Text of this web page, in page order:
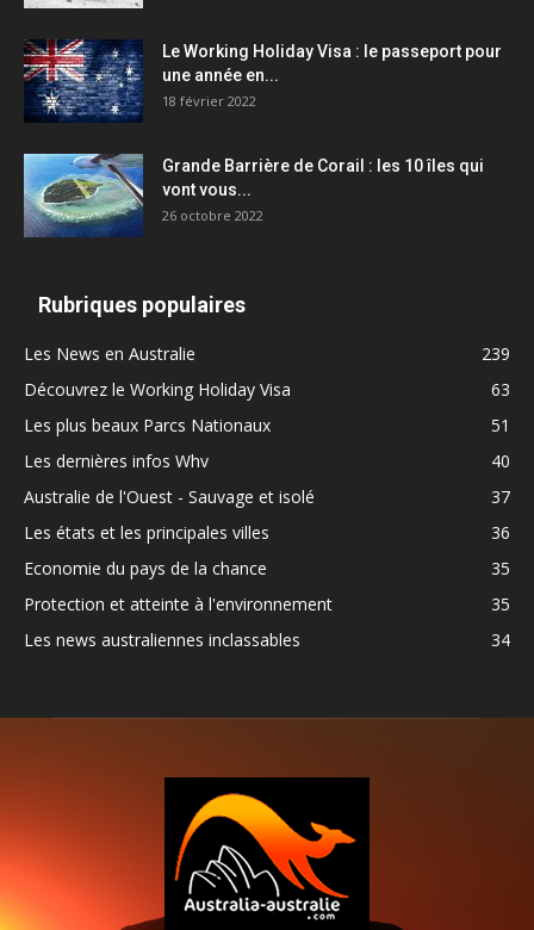
Le Working Holiday Visa : le passeport pour
une année en...
18 février 2022
Grande Barrière de Corail : les 10 îles qui
vont vous...
26 octobre 2022
Rubriques populaires
Les News en Australie
239
Découvrez le Working Holiday Visa
63
Les plus beaux Parcs Nationaux
51
Les dernières infos Whv
40
Australie de l'Ouest - Sauvage et isolé
37
Les états et les principales villes
36
Economie du pays de la chance
35
Protection et atteinte à l'environnement
35
Les news australiennes inclassables
34